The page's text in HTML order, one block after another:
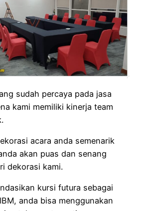
sudah percaya pada jasa
kami memiliki kinerja team
acara anda semenarik
akan puas dan senang
dekorasi kami.
kursi futura sebagai
anda bisa menggunakan